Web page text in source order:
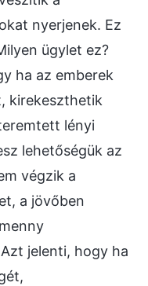
nyerjenek. Ez
ügylet ez?
ha az emberek
kirekeszthetik
lényi
lehetőségük az
végzik a
a jövőben
jelenti, hogy ha